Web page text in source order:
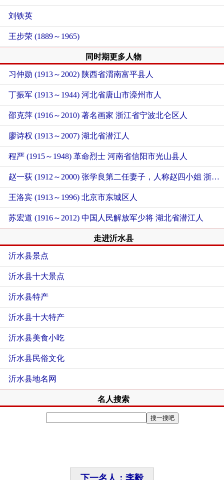
刘铁英
王步荣 (1889～1965)
同时期更多人物
习仲勋 (1913～2002) 陕西省渭南富平县人
丁振军 (1913～1944) 河北省唐山市滦州市人
邵克萍 (1916～2010) 著名画家 浙江省宁波北仑区人
廖诗权 (1913～2007) 湖北省潜江人
程严 (1915～1948) 革命烈士 河南省信阳市光山县人
赵一荻 (1912～2000) 张学良第二任妻子，人称赵四小姐 浙江省金华兰溪市人
王洛宾 (1913～1996) 北京市东城区人
苏宏道 (1916～2012) 中国人民解放军少将 湖北省潜江人
走进沂水县
沂水县景点
沂水县十大景点
沂水县特产
沂水县十大特产
沂水县美食小吃
沂水县民俗文化
沂水县地名网
名人搜索
下一名人：李毅